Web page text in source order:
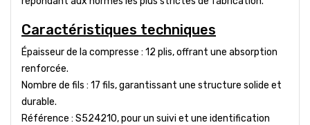
Caractéristiques techniques
Épaisseur de la compresse : 12 plis, offrant une absorption
renforcée.
Nombre de fils : 17 fils, garantissant une structure solide et
durable.
Référence : S524210, pour un suivi et une identification